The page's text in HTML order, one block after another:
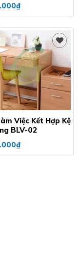
₫
Add to
wishlist
Việc Kết Hợp Kệ
BLV-02
₫